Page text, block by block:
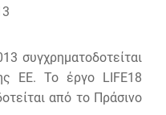
συγχρηματοδοτείται
ΕΕ. To έργο LIFE18
από το Πράσινο